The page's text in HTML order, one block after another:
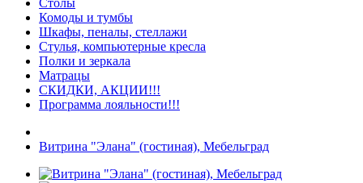
Столы
Комоды и тумбы
Шкафы, пеналы, стеллажи
Стулья, компьютерные кресла
Полки и зеркала
Матрацы
СКИДКИ, АКЦИИ!!!
Программа лояльности!!!
Витрина "Элана" (гостиная), Мебельград